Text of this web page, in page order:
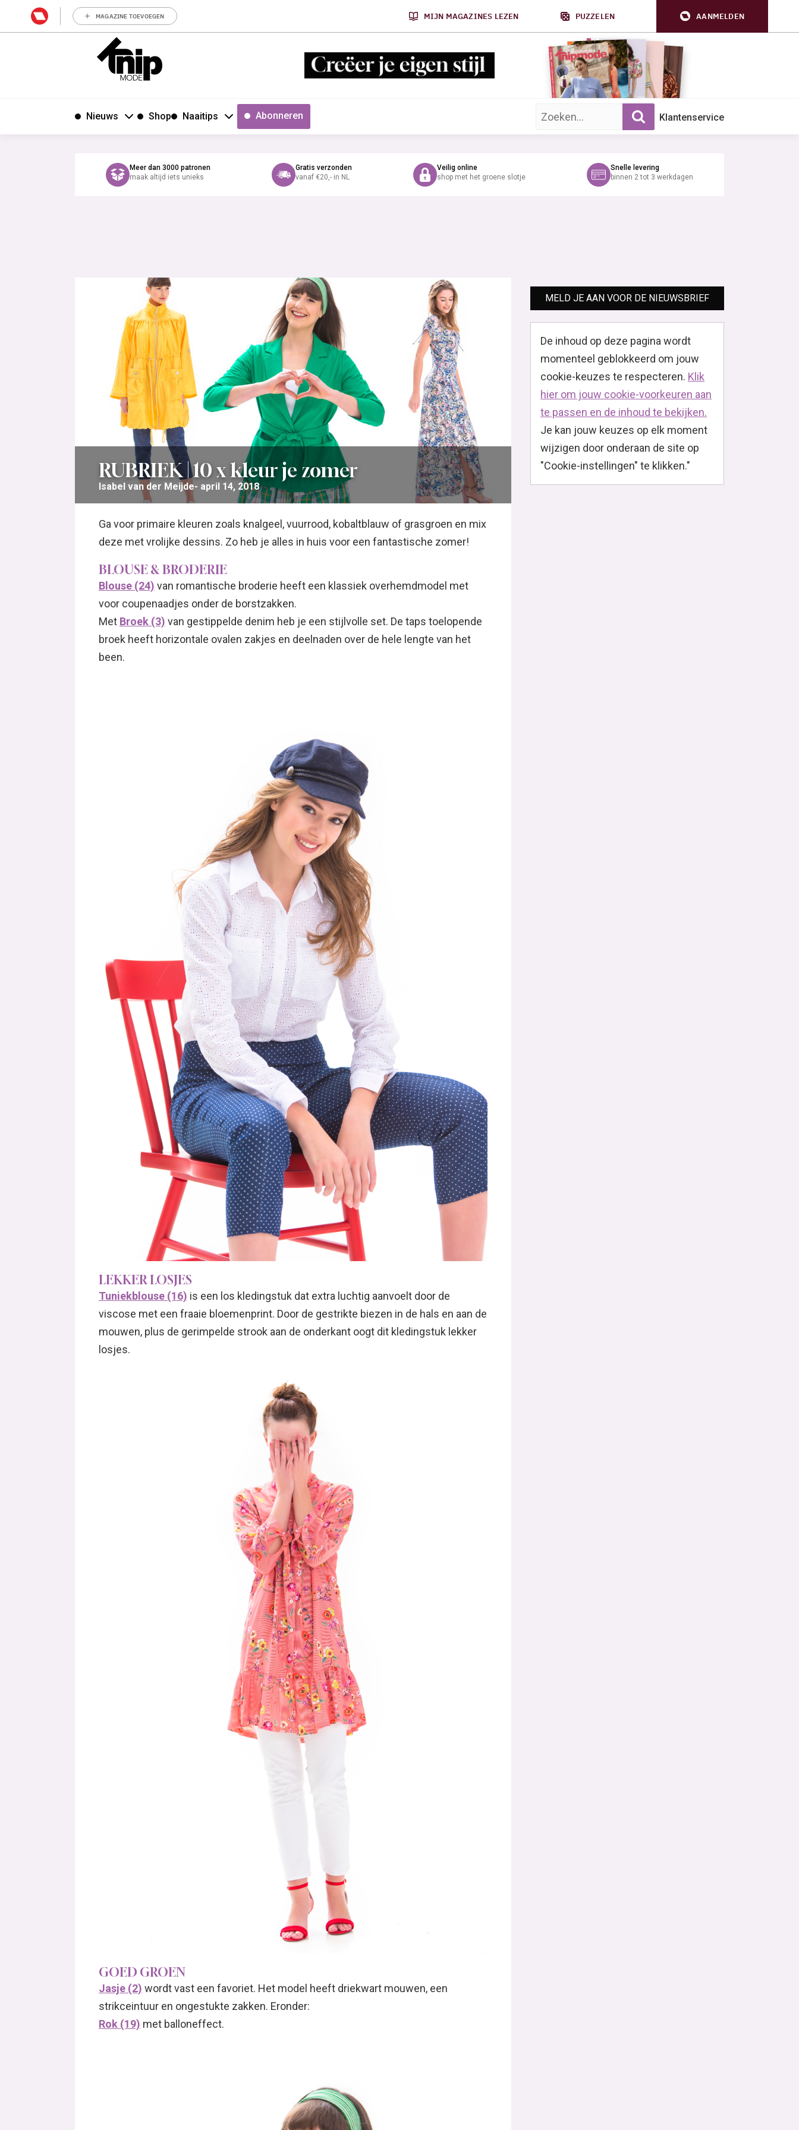
MAGAZINE TOEVOEGEN MIJN MAGAZINES LEZEN PUZZELEN AANMELDEN
Nieuws Shop Naaitips Abonneren Zoek op trefwoord: Klantenservice
Meer dan 3000 patronen
maak altijd iets unieks
Gratis verzonden
vanaf €20,- in NL
Veilig online
shop met het groene slotje
Snelle levering
binnen 2 tot 3 werkdagen
RUBRIEK | 10 x kleur je zomer
Isabel van der Meijde april 14, 2018
Ga voor primaire kleuren zoals knalgeel, vuurrood, kobaltblauw of grasgroen en mix
deze met vrolijke dessins. Zo heb je alles in huis voor een fantastische zomer!
BLOUSE & BRODERIE
Blouse (24) van romantische broderie heeft een klassiek overhemdmodel met
voor coupenaadjes onder de borstzakken.
Met Broek (3) van gestippelde denim heb je een stijlvolle set. De taps toelopende
broek heeft horizontale ovalen zakjes en deelnaden over de hele lengte van het
been.
LEKKER LOSJES
Tuniekblouse (16) is een los kledingstuk dat extra luchtig aanvoelt door de
viscose met een fraaie bloemenprint. Door de gestrikte biezen in de hals en aan de
mouwen, plus de gerimpelde strook aan de onderkant oogt dit kledingstuk lekker
losjes.
GOED GROEN
Jasje (2) wordt vast een favoriet. Het model heeft driekwart mouwen, een
strikceintuur en ongestukte zakken. Eronder:
Rok (19) met balloneffect.
MELD JE AAN VOOR DE NIEUWSBRIEF
De inhoud op deze pagina wordt
momenteel geblokkeerd om jouw
cookie-keuzes te respecteren. Klik
hier om jouw cookie-voorkeuren aan
te passen en de inhoud te bekijken.
Je kan jouw keuzes op elk moment
wijzigen door onderaan de site op
"Cookie-instellingen" te klikken."